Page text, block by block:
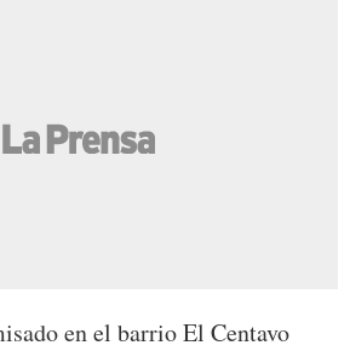
en el barrio El Centavo